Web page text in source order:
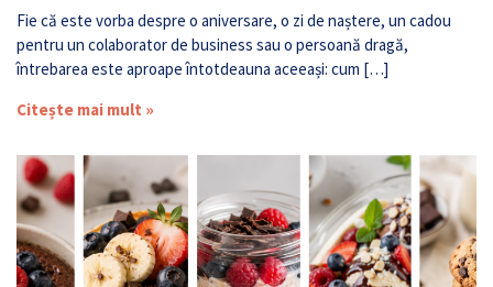
Fie că este vorba despre o aniversare, o zi de naștere, un cadou
pentru un colaborator de business sau o persoană dragă,
întrebarea este aproape întotdeauna aceeași: cum […]
Citește mai mult »